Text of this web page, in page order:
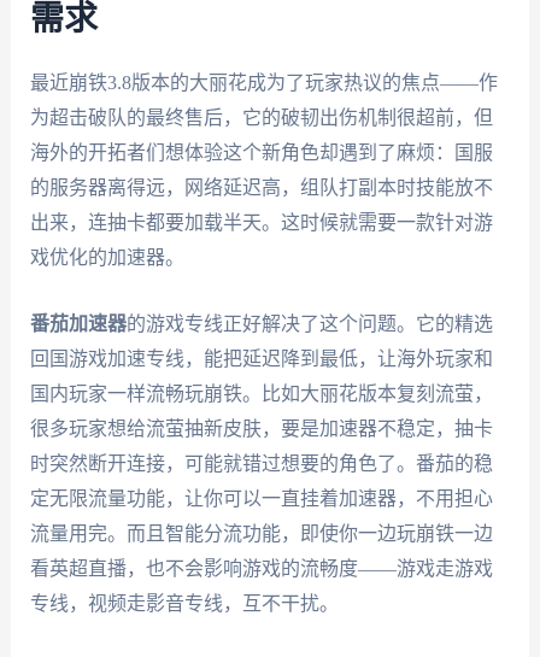
需求
最近崩铁3.8版本的大丽花成为了玩家热议的焦点——作
为超击破队的最终售后，它的破韧出伤机制很超前，但
海外的开拓者们想体验这个新角色却遇到了麻烦：国服
的服务器离得远，网络延迟高，组队打副本时技能放不
出来，连抽卡都要加载半天。这时候就需要一款针对游
戏优化的加速器。
番茄加速器的游戏专线正好解决了这个问题。它的精选
回国游戏加速专线，能把延迟降到最低，让海外玩家和
国内玩家一样流畅玩崩铁。比如大丽花版本复刻流萤，
很多玩家想给流萤抽新皮肤，要是加速器不稳定，抽卡
时突然断开连接，可能就错过想要的角色了。番茄的稳
定无限流量功能，让你可以一直挂着加速器，不用担心
流量用完。而且智能分流功能，即使你一边玩崩铁一边
看英超直播，也不会影响游戏的流畅度——游戏走游戏
专线，视频走影音专线，互不干扰。